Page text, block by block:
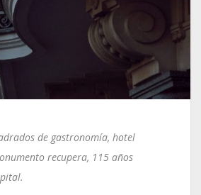
de gastronomía, hotel
recupera, 115 años